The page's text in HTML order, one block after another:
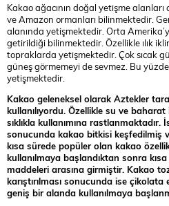
Kakao ağacının doğal yetişme
ve Amazon ormanları bilinmektedir.
alanında yetişmektedir. Orta
getirildiği bilinmektedir. Özellikle ılık
topraklarda yetişmektedir. Çok sıcak
güneş görmemeyi de sevmez. Bu
yetişmektedir.
Kakao geleneksel olarak Aztekler
kullanılıyordu. Özellikle su ve baharat
sıklıkla kullanımına rastlanmaktadır.
sonucunda kakao bitkisi keşfedilmiş
kısa sürede popüler olan kakao
kullanılmaya başlandıktan sonra
maddeleri arasına girmiştir. Kakao
karıştırılması sonucunda ise
geniş bir alanda kullanılmaya